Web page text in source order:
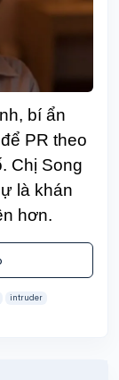
bí ẩn
PR theo
Chị Song
là khán
hơn.
intruder